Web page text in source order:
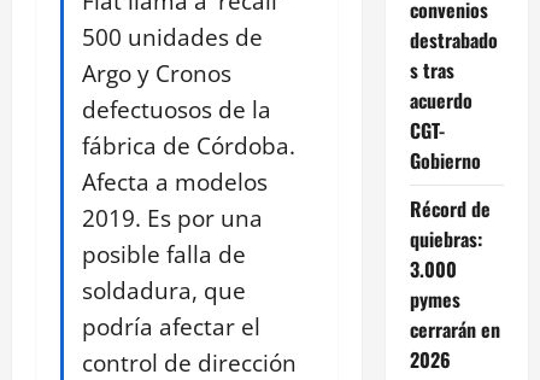
500 unidades de
Argo y Cronos
defectuosos de la
fábrica de Córdoba.
Afecta a modelos
2019. Es por una
posible falla de
soldadura, que
podría afectar el
control de dirección
convenios
destrabado
s tras
acuerdo
CGT-
Gobierno
Récord de
quiebras:
3.000
pymes
cerrarán en
2026